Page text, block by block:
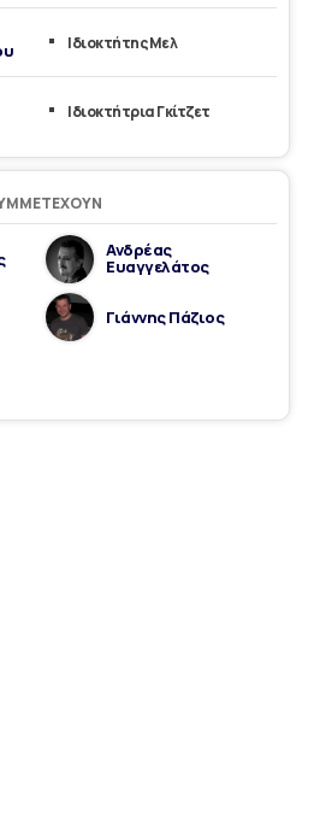
Ιδιοκτήτης Μελ
Ιδιοκτήτρια Γκίτζετ
Ανδρέας
Ευαγγελάτος
Γιάννης Πάζιος